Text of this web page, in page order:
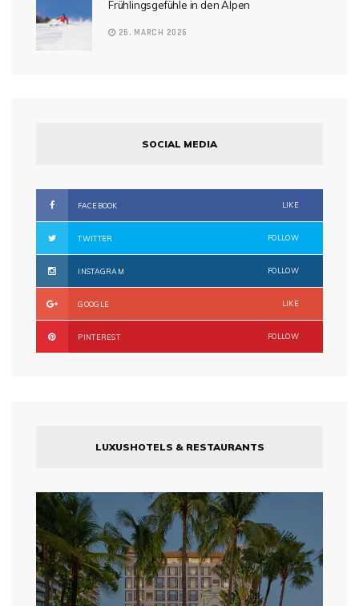
Frühlingsgefühle in den Alpen
26. MARCH 2026
SOCIAL MEDIA
FACEBOOK LIKE
TWITTER FOLLOW
INSTAGRAM FOLLOW
GOOGLE LIKE
PINTEREST FOLLOW
LUXUSHOTELS & RESTAURANTS